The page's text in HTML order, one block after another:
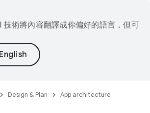
術將內容翻譯成你偏好的語言，但可
Design & Plan App architecture